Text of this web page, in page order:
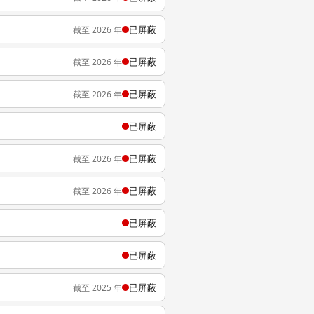
截至 2026 年 已屏蔽
截至 2026 年 已屏蔽
截至 2026 年 已屏蔽
已屏蔽
截至 2026 年 已屏蔽
截至 2026 年 已屏蔽
已屏蔽
已屏蔽
截至 2025 年 已屏蔽